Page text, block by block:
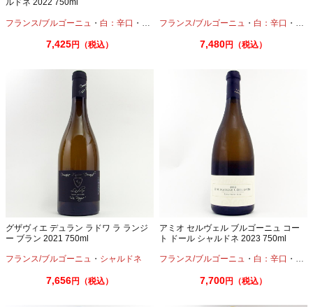
ルドネ 2022 750ml
フランス/ブルゴーニュ ・ 白：辛口 ・ シャルドネ
7,425円（税込）
フランス/ブルゴーニュ ・ 白：辛口 ・
7,480円（税込）
グザヴィエ デュラン ラドワ ラ ランジ
ー ブラン 2021 750ml
フランス/ブルゴーニュ ・ シャルドネ
7,656円（税込）
アミオ セルヴェル ブルゴーニュ コー
ト ドール シャルドネ 2023 750ml
フランス/ブルゴーニュ ・ 白：辛口 ・ シ
7,700円（税込）